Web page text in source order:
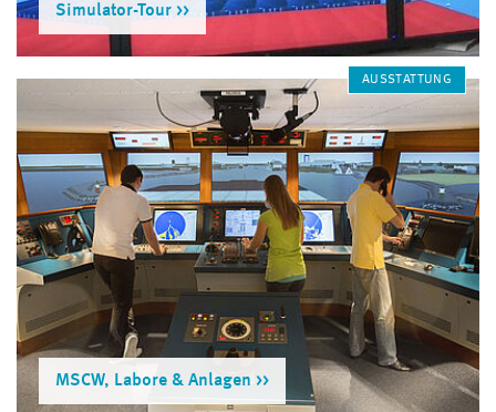
Die Fachschule Seefahrt bietet dir die Möglichkeit,
innerhalb von 2 Jahren ein Befähigungszeugnis zum/zur
nautischen oder technischen Wachoffizier_in zu
erwerben.
Oder du absolvierst bei uns die Ausbildung zum/zur
Schiffsoffizier_in nach dem STCW-Übereinkommen
(Internationales Übereinkommen über Normen für die
Ausbildung, die Erteilung von Befähigungszeugnissen
und den Wach­dienst von Seeleuten). Dazu schließt du
zunächst eine Berufsausbildung zum/zur
Schiffsmechaniker_in an der Beruflichen Schule der der
Hansestadt Rostock -Technik- in Zusammenarbeit mit
dem AFZ Rostock ab. Voraussetzung hierfür ist ein
Simulator-Tour
AUSSTATTUNG
MSCW, Labore & Anlagen